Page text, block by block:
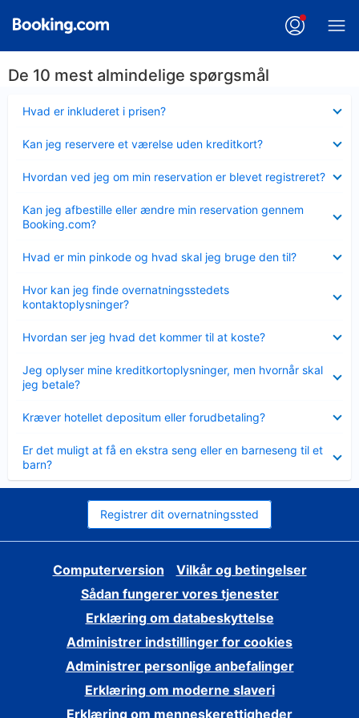
De 10 mest almindelige spørgsmål
Hvad er inkluderet i prisen?
Kan jeg reservere et værelse uden kreditkort?
Hvordan ved jeg om min reservation er blevet registreret?
Kan jeg afbestille eller ændre min reservation gennem
Booking.com?
Hvad er min pinkode og hvad skal jeg bruge den til?
Hvor kan jeg finde overnatningsstedets
kontaktoplysninger?
Hvordan ser jeg hvad det kommer til at koste?
Jeg oplyser mine kreditkortoplysninger, men hvornår skal
jeg betale?
Kræver hotellet depositum eller forudbetaling?
Er det muligt at få en ekstra seng eller en barneseng til et
barn?
Registrer dit overnatningssted
Computerversion
Vilkår og betingelser
Sådan fungerer vores tjenester
Erklæring om databeskyttelse
Administrer indstillinger for cookies
Administrer personlige anbefalinger
Erklæring om moderne slaveri
Erklæring om menneskerettigheder